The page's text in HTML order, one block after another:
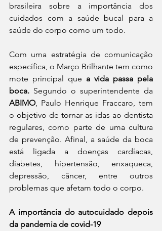
brasileira sobre a importância dos
cuidados com a saúde bucal para a
saúde do corpo como um todo.
Com uma estratégia de comunicação
específica, o Março Brilhante tem como
mote principal que a vida passa pela
boca.
ABIMO, Paulo Henrique Fraccaro, tem
o objetivo de tornar as idas ao dentista
regulares, como parte de uma cultura
de prevenção. Afinal, a saúde da boca
está ligada a doenças cardíacas,
diabetes, hipertensão, enxaqueca,
depressão, câncer, entre outros
problemas que afetam todo o corpo.
A importância do autocuidado depois
da pandemia de covid-19